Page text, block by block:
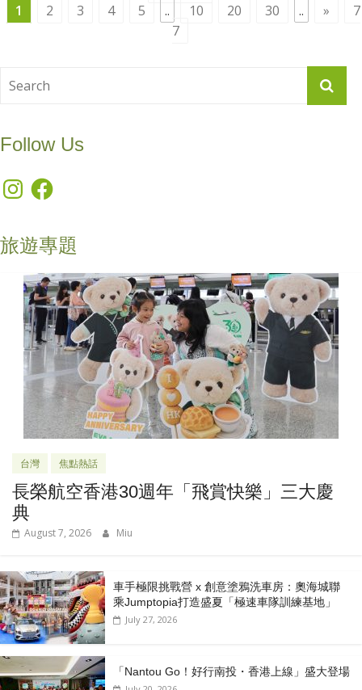
1
2 3 4 5 .. 10 20 30 .. »
7
7
Follow Us
InstagramFacebook
旅遊專題
台灣 焦點熱話
長榮航空香港30週年「飛賞快樂」三大慶
典
August 7, 2026 Miu
車手極限挑戰營 x 創意塗鴉洗車房：奧海城聯
乘Jumptopia打造盛夏「極速車隊訓練基地」
July 27, 2026
「Nantou Go！好行南投・香港上線」盛大登場